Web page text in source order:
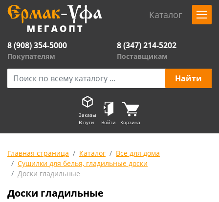
Каталог
8 (908) 354-5000
Покупателям
8 (347) 214-5202
Поставщикам
Заказы
В пути
Войти Корзина
Главная страница Каталог
Все для дома
Сушилки для белья, гладильные доски
Доски гладильные
Доски гладильные